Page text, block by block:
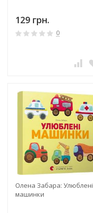
129 грн.
0
Олена Забара: Улюблені
машинки